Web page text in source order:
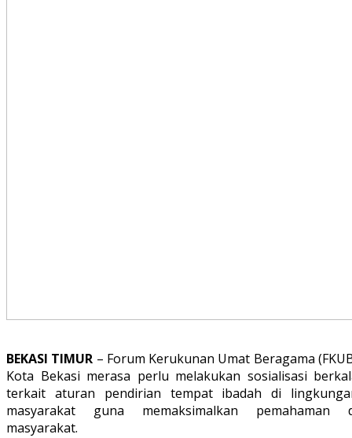
BEKASI TIMUR – Forum Kerukunan Umat Beragama
Kota Bekasi merasa perlu melakukan sosialisasi
terkait aturan pendirian tempat ibadah di
masyarakat guna memaksimalkan pemahaman
masyarakat.